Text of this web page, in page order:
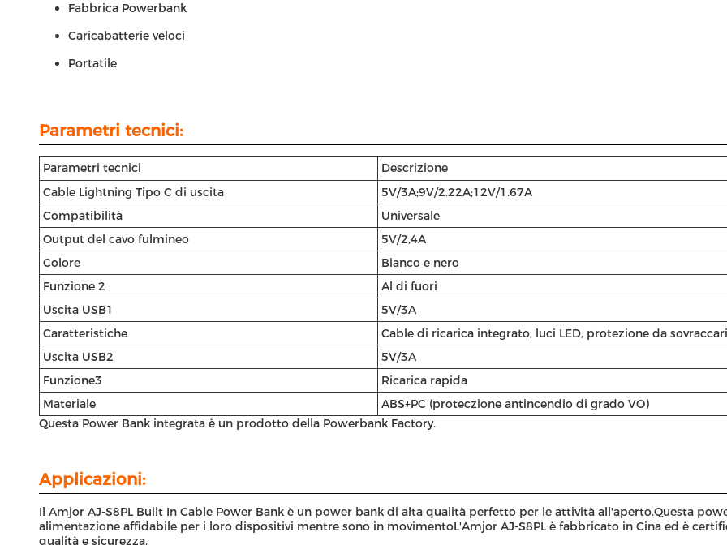
Fabbrica Powerbank
Caricabatterie veloci
Portatile
Parametri tecnici:
Parametri tecnici
Descrizione
Cable Lightning Tipo C di uscita
5V/3A;9V/2.22A;12V/1.67A
Compatibilità
Universale
Output del cavo fulmineo
5V/2,4A
Colore
Bianco e nero
Funzione 2
Al di fuori
Uscita USB1
5V/3A
Caratteristiche
Cable di ricarica integrato, luci LED, protezione da
Uscita USB2
5V/3A
Funzione3
Ricarica rapida
Materiale
ABS+PC (proteczione antincendio di grado VO)
Questa Power Bank integrata è un prodotto della Powerbank Factory.
Applicazioni:
Il Amjor AJ-S8PL Built In Cable Power Bank è un power bank di alta qualità perfetto per le attività all'aperto.Questa
alimentazione affidabile per i loro dispositivi mentre sono in movimentoL'Amjor AJ-S8PL è fabbricato in Cina ed è
qualità e sicurezza.